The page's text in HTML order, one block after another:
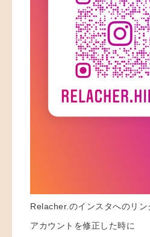
Relacher.のインスタへのリン
アカウントを修正した時に